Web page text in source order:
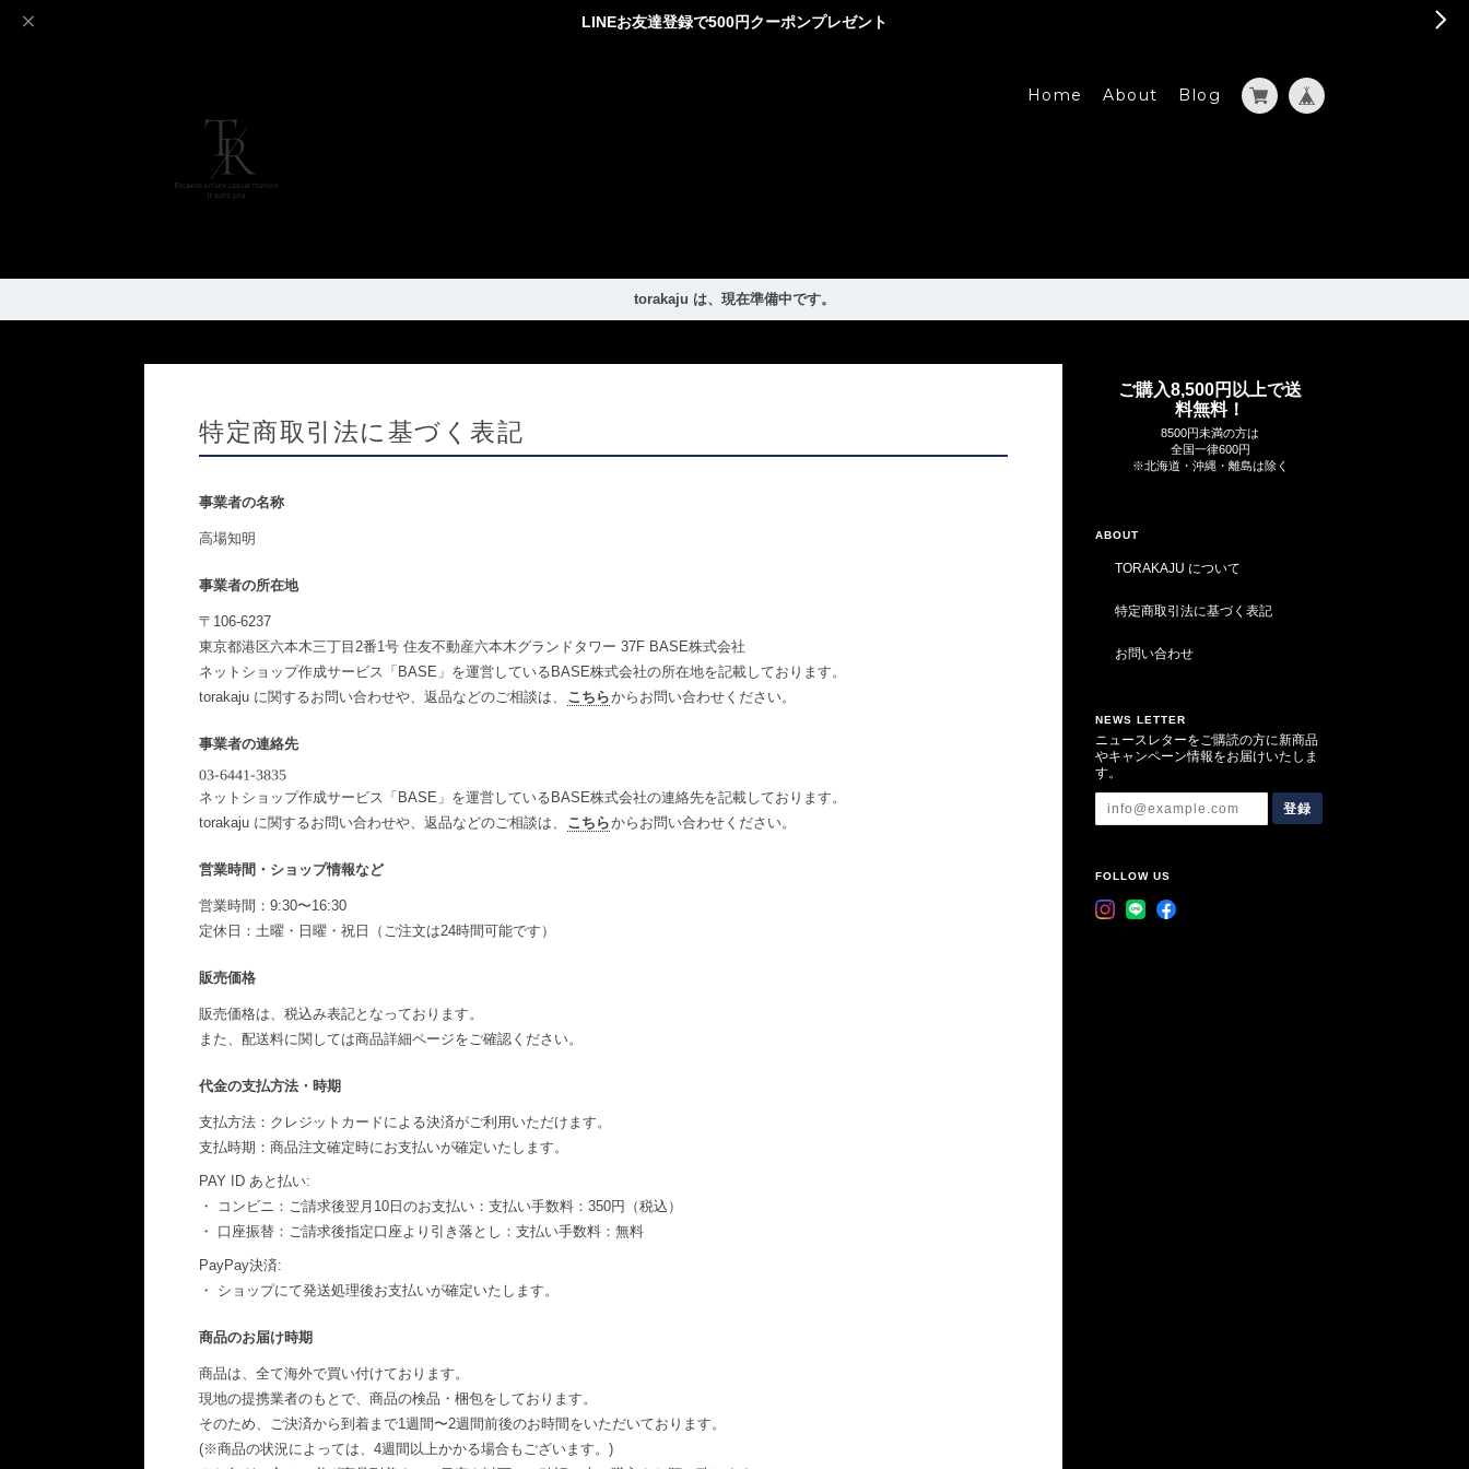
LINEお友達登録で500円クーポンプレゼント
Home About Blog
torakaju は、現在準備中です。
特定商取引法に基づく表記
事業者の名称
高場知明
事業者の所在地
〒106-6237
東京都港区六本木三丁目2番1号 住友不動産六本木グランドタワー 37F BASE株式会社
ネットショップ作成サービス「BASE」を運営しているBASE株式会社の所在地を記載しております。
torakaju に関するお問い合わせや、返品などのご相談は、
こちらからお問い合わせください。
事業者の連絡先
ネットショップ作成サービス「BASE」を運営しているBASE株式会社の連絡先を記載しております。
torakaju に関するお問い合わせや、返品などのご相談は、
こちらからお問い合わせください。
営業時間・ショップ情報など
営業時間：9:30〜16:30
定休日：土曜・日曜・祝日（ご注文は24時間可能です）
販売価格
販売価格は、税込み表記となっております。
また、配送料に関しては商品詳細ページをご確認ください。
代金の支払方法・時期
支払方法：クレジットカードによる決済がご利用いただけます。
支払時期：商品注文確定時にお支払いが確定いたします。
PAY ID あと払い:
・ コンビニ：ご請求後翌月10日のお支払い：支払い手数料：350円（税込）
・ 口座振替：ご請求後指定口座より引き落とし：支払い手数料：無料
PayPay決済:
・ ショップにて発送処理後お支払いが確定いたします。
商品のお届け時期
商品は、全て海外で買い付けております。
現地の提携業者のもとで、商品の検品・梱包をしております。
そのため、ご決済から到着まで1週間〜2週間前後のお時間をいただいております。
(※商品の状況によっては、4週間以上かかる場合もございます。)
ご購入8,500円以上で送
料無料！
8500円未満の方は
全国一律600円
※北海道・沖縄・離島は除く
ABOUT
TORAKAJU について
特定商取引法に基づく表記
お問い合わせ
NEWS LETTER
ニュースレターをご購読の方に新商品
やキャンペーン情報をお届けいたしま
す。
登録
FOLLOW US